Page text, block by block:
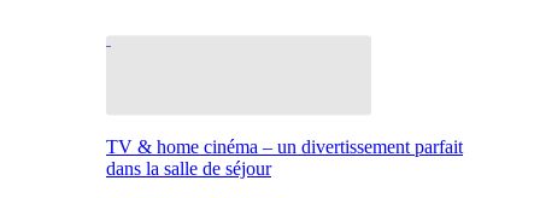
TV & home cinéma – un divertissement parfait
dans la salle de séjour